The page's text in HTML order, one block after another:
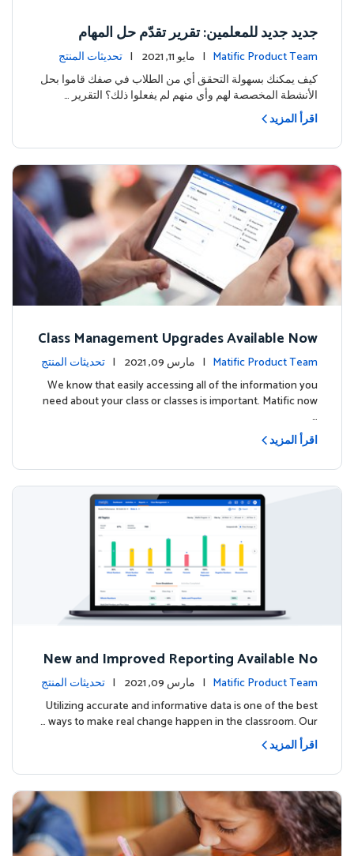
جديد جديد للمعلمين: تقرير تقدّم حل المهام
Matific Product Team | مايو 11, 2021 |
تحديثات المنتج
كيف يمكنك بسهولة التحقق أي من الطلاب في صفك قاموا بحل
الأنشطة المخصصة لهم وأي منهم لم يفعلوا ذلك؟ التقرير …
اقرأ المزيد
Class Management Upgrades Available Now
!
Matific Product Team | مارس 09, 2021 |
تحديثات المنتج
We know that easily accessing all of the information you
need about your class or classes is important. Matific now
…
اقرأ المزيد
New and Improved Reporting Available No
w!
Matific Product Team | مارس 09, 2021 |
تحديثات المنتج
Utilizing accurate and informative data is one of the best
ways to make real change happen in the classroom. Our …
اقرأ المزيد